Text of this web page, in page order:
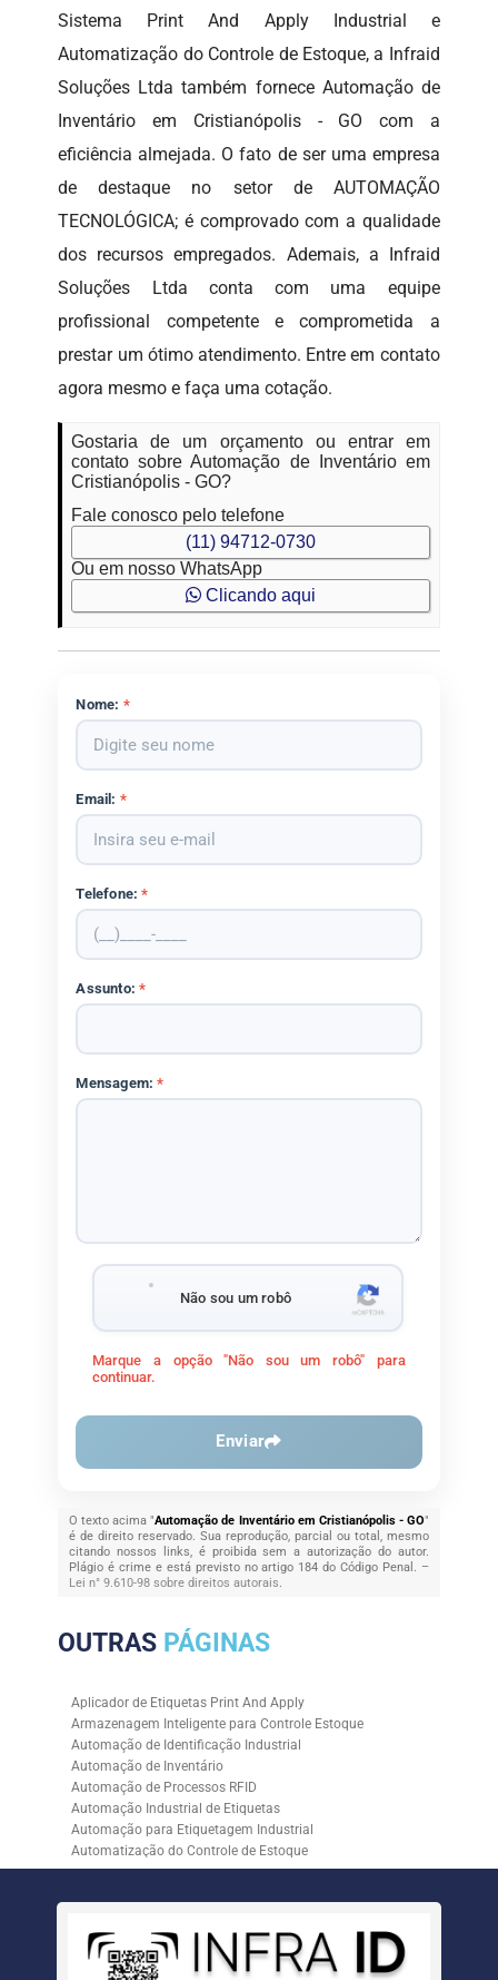
Sistema Print And Apply Industrial e
Automatização do Controle de Estoque, a Infraid
Soluções Ltda também fornece Automação de
Inventário em Cristianópolis - GO com a
eficiência almejada. O fato de ser uma empresa
de destaque no setor de AUTOMAÇÃO
TECNOLÓGICA; é comprovado com a qualidade
dos recursos empregados. Ademais, a Infraid
Soluções Ltda conta com uma equipe
profissional competente e comprometida a
prestar um ótimo atendimento. Entre em contato
agora mesmo e faça uma cotação.
Gostaria de um orçamento ou entrar em
contato sobre Automação de Inventário em
Cristianópolis - GO?
Fale conosco pelo telefone
(11) 94712-0730
Ou em nosso WhatsApp
Clicando aqui
Nome: *
Email: *
Telefone:*
Assunto:*
Mensagem:*
Não sou um robô
Marque a opção "Não sou um robô" para
continuar.
Enviar
O texto acima "Automação de Inventário em Cristianópolis - GO"
é de direito reservado. Sua reprodução, parcial ou total, mesmo
citando nossos links, é proibida sem a autorização do autor.
Plágio é crime e está previsto no artigo 184 do Código Penal. –
Lei n° 9.610-98 sobre direitos autorais.
OUTRAS PÁGINAS
Aplicador de Etiquetas Print And Apply
Armazenagem Inteligente para Controle Estoque
Automação de Identificação Industrial
Automação de Inventário
Automação de Processos RFID
Automação Industrial de Etiquetas
Automação para Etiquetagem Industrial
Automatização do Controle de Estoque
Controle de Estoque com RFID
Empresa de Automação para Processos Logísticos
Empresa de Rastreabilidade Industrial